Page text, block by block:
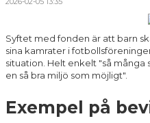
Syftet med fonden är att barn
sina kamrater i
situation. Helt enkelt "så många
en så bra miljö som möjligt".
Exempel på